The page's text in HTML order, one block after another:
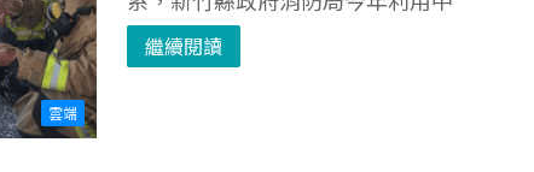
雲端
繼續閱讀